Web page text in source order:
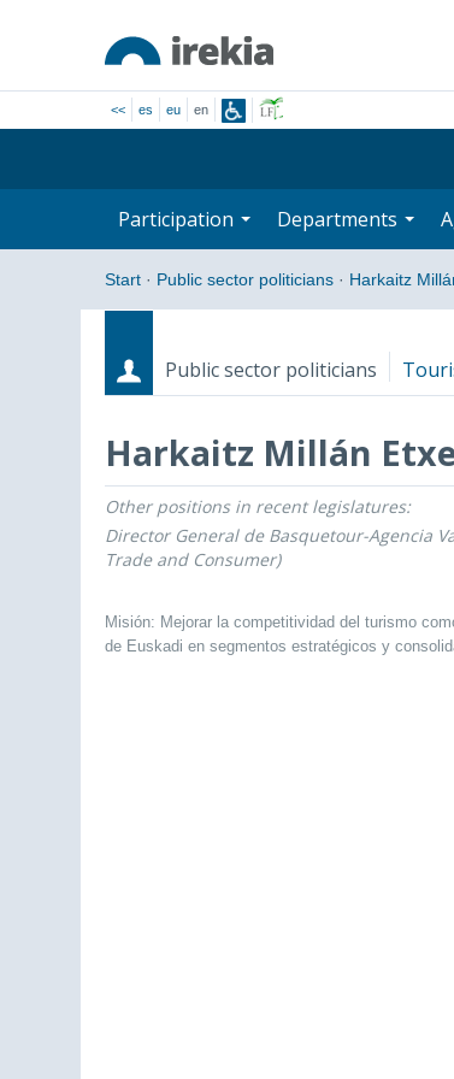
<< es eu en
Participation Departments
Start · Public sector politicians · Harkaitz
Public sector politicians
Harkaitz Millán
RolesStart date - End date
Other positions in recent legislatures:
Director General de Basquetour-Agencia
Trade and Consumer)
Misión: Mejorar la competitividad del turismo
de Euskadi en segmentos estratégicos y